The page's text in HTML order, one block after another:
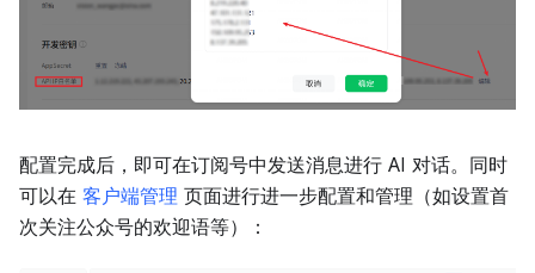
配置完成后，即可在订阅号中发送消息进行 AI 对话。同时
可以在 客户端管理 页面进行进一步配置和管理（如设置首
次关注公众号的欢迎语等）：